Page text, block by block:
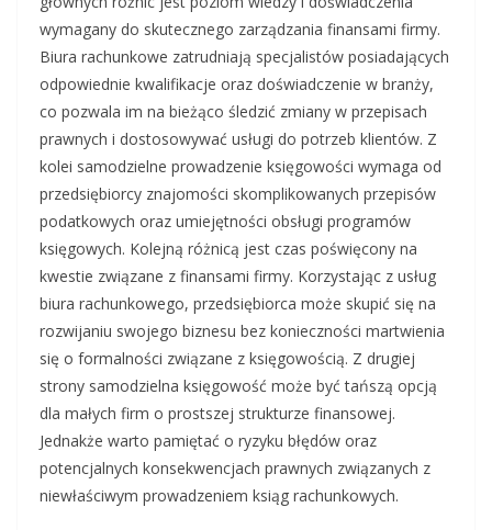
wymagany do skutecznego zarządzania finansami firmy.
Biura rachunkowe zatrudniają specjalistów posiadających
odpowiednie kwalifikacje oraz doświadczenie w branży,
co pozwala im na bieżąco śledzić zmiany w przepisach
prawnych i dostosowywać usługi do potrzeb klientów. Z
kolei samodzielne prowadzenie księgowości wymaga od
przedsiębiorcy znajomości skomplikowanych przepisów
podatkowych oraz umiejętności obsługi programów
księgowych. Kolejną różnicą jest czas poświęcony na
kwestie związane z finansami firmy. Korzystając z usług
biura rachunkowego, przedsiębiorca może skupić się na
rozwijaniu swojego biznesu bez konieczności martwienia
się o formalności związane z księgowością. Z drugiej
strony samodzielna księgowość może być tańszą opcją
dla małych firm o prostszej strukturze finansowej.
Jednakże warto pamiętać o ryzyku błędów oraz
potencjalnych konsekwencjach prawnych związanych z
niewłaściwym prowadzeniem ksiąg rachunkowych.